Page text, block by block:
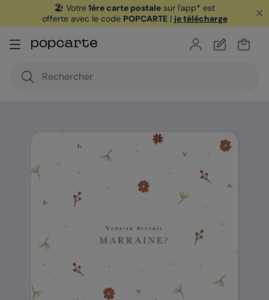
🏖️ Votre1ère carte postale sur l'app* est
offerte avec le code POPCARTE| je télécharge